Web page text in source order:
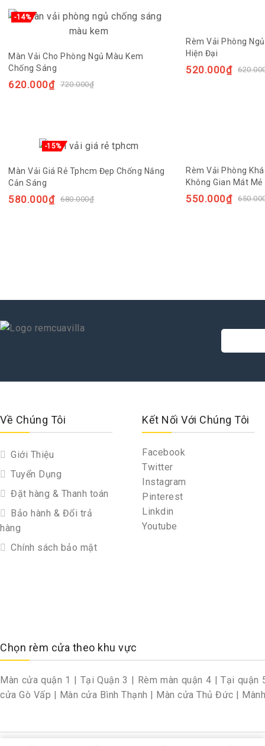
-14%
Màn Vải Cho Phòng Ngủ Màu Kem
Chống Sáng
720.000₫
620.000₫
Rèm Vải Phòng
Hiện Đại
520.000₫
-15%
Màn Vải Giá Rẻ Tphcm Đẹp Chống Nắng
Cản Sáng
680.000₫
580.000₫
Rèm Vải Phòng
Không Gian Mát Mẻ
550.000₫
Về Chúng Tôi
Giới Thiệu
Tuyển Dụng
Đặt hàng & Thanh toán
Bảo hành & Đổi trả
hàng
Chính sách bảo mật
Kết Nối Với Chúng Tôi
Facebook
Twitter
Instagram
Pinterest
Linkdin
Youtube
Chọn rèm cửa theo khu vực
Màn cửa quận 1 | Tại Quận 3 | Rèm màn quận 4 |Tại quận
cửa Gò Vấp | Màn cửa Bình Thạnh | Màn cửa Thủ Đức |